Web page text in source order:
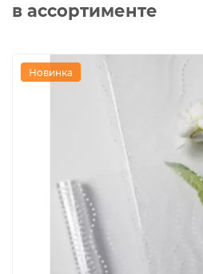
в ассортименте
Новинка